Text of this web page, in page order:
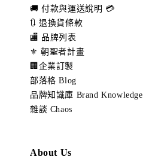
🚚 付款與運送說明 💳
🔃 退換貨條款
🏬 品牌列表
⚜️ 朝聖者計畫
🏢企業訂製
部落格 Blog
品牌知識庫 Brand Knowledge
雜談 Chaos
About Us